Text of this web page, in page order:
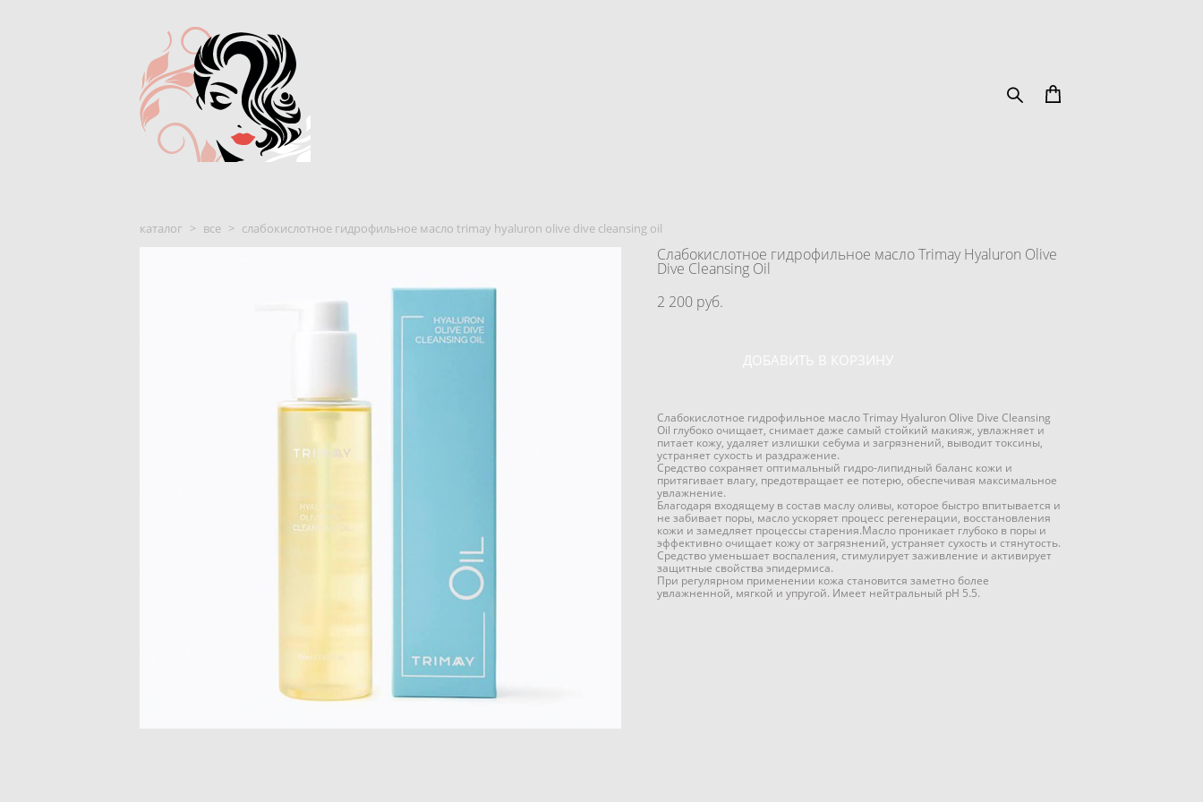
каталог > все > слабокислотное гидрофильное масло trimay hyaluron olive dive cleansing oil
Слабокислотное гидрофильное масло Trimay Hyaluron Olive
Dive Cleansing Oil
2 200 pуб.
ДОБАВИТЬ В КОРЗИНУ
Слабокислотное гидрофильное масло Trimay Hyaluron Olive Dive Cleansing
Oil глубоко очищает, снимает даже самый стойкий макияж, увлажняет и
питает кожу, удаляет излишки себума и загрязнений, выводит токсины,
устраняет сухость и раздражение.
Средство сохраняет оптимальный гидро-липидный баланс кожи и
притягивает влагу, предотвращает ее потерю, обеспечивая максимальное
увлажнение.
Благодаря входящему в состав маслу оливы, которое быстро впитывается и
не забивает поры, масло ускоряет процесс регенерации, восстановления
кожи и замедляет процессы старения.Масло проникает глубоко в поры и
эффективно очищает кожу от загрязнений, устраняет сухость и стянутость.
Средство уменьшает воспаления, стимулирует заживление и активирует
защитные свойства эпидермиса.
При регулярном применении кожа становится заметно более
увлажненной, мягкой и упругой. Имеет нейтральный pH 5.5.